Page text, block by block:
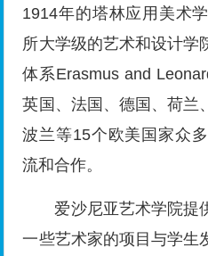
1914年的塔林应用美术
所大学级的艺术和设计学
体系Erasmus and
英国、法国、德国、荷兰
波兰等15个欧美国家众
流和合作。
爱沙尼亚艺术学院提
一些艺术家的项目与学生